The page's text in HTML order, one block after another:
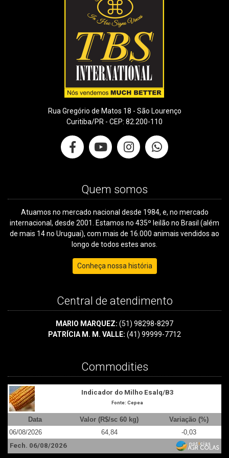
Rua Gregório de Matos 18 - São Lourenço
Curitiba/PR - CEP: 82.200-110
Quem somos
Atuamos no mercado nacional desde 1984, e, no mercado
internacional, desde 2001. Estamos no 435º leilão no Brasil (além
de mais 14 no Uruguai), com mais de 16.000 animais vendidos ao
longo de todos estes anos.
Conheça nossa história
Central de atendimento
MARIO MARQUEZ: (51) 98298-8297
PATRÍCIA M. M. VALLE: (41) 99999-7712
Commodities
Indicador do Milho Esalq/B3
Fonte: Cepea
Data Valor (R$/sc 60 kg)
Variação (%)
06/08/2026
64,84
-0,03
Fech. 06/08/2026